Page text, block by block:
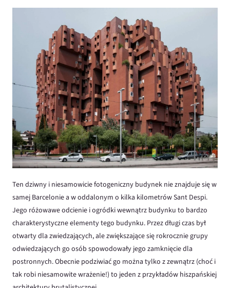
Ten dziwny i niesamowicie fotogeniczny budynek nie znajduje się w
samej Barcelonie a w oddalonym o kilka kilometrów Sant Despi.
Jego różowawe odcienie i ogródki wewnątrz budynku to bardzo
charakterystyczne elementy tego budynku. Przez długi czas był
otwarty dla zwiedzających, ale zwiększające się rokrocznie grupy
odwiedzających go osób spowodowały jego zamknięcie dla
postronnych. Obecnie podziwiać go można tylko z zewnątrz (choć i
tak robi niesamowite wrażenie!) to jeden z przykładów hiszpańskiej